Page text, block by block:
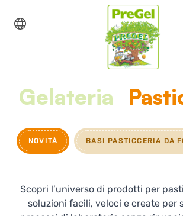
Gelateria
NOVITÀ BASI PASTICCERIA DA
Scopri l’universo di prodotti per
soluzioni facili, veloci e create per